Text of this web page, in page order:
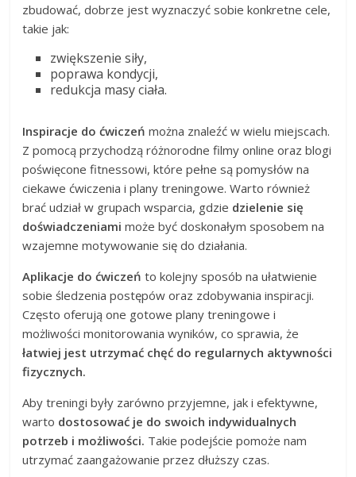
zbudować, dobrze jest wyznaczyć sobie konkretne cele,
takie jak:
zwiększenie siły,
poprawa kondycji,
redukcja masy ciała.
Inspiracje do ćwiczeń można znaleźć w wielu miejscach.
Z pomocą przychodzą różnorodne filmy online oraz blogi
poświęcone fitnessowi, które pełne są pomysłów na
ciekawe ćwiczenia i plany treningowe. Warto również
brać udział w grupach wsparcia, gdzie dzielenie się
doświadczeniami może być doskonałym sposobem na
wzajemne motywowanie się do działania.
Aplikacje do ćwiczeń to kolejny sposób na ułatwienie
sobie śledzenia postępów oraz zdobywania inspiracji.
Często oferują one gotowe plany treningowe i
możliwości monitorowania wyników, co sprawia, że
łatwiej jest utrzymać chęć do regularnych aktywności
fizycznych.
Aby treningi były zarówno przyjemne, jak i efektywne,
warto dostosować je do swoich indywidualnych
potrzeb i możliwości. Takie podejście pomoże nam
utrzymać zaangażowanie przez dłuższy czas.